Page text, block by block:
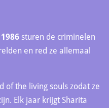
sturen de criminelen
en red ze allemaal
of the living souls zodat ze
Elk jaar krijgt Sharita